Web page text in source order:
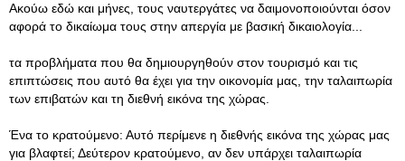
Ακούω εδώ και μήνες, τους ναυτεργάτες να δαιμονοποιούνται όσον
αφορά το δικαίωμα τους στην απεργία με βασική δικαιολογία...
τα προβλήματα που θα δημιουργηθούν στον τουρισμό και τις
επιπτώσεις που αυτό θα έχει για την οικονομία μας, την ταλαιπωρία
των επιβατών και τη διεθνή εικόνα της χώρας.
Ένα το κρατούμενο: Αυτό περίμενε η διεθνής εικόνα της χώρας μας
για βλαφτεί; Δεύτερον κρατούμενο, αν δεν υπάρχει ταλαιπωρία